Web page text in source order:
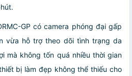
GP có camera phóng đại gấp
vừa hỗ trợ theo dõi tình trạng da
mà không tốn quá nhiều thời gian
bị làm đẹp không thể thiếu cho